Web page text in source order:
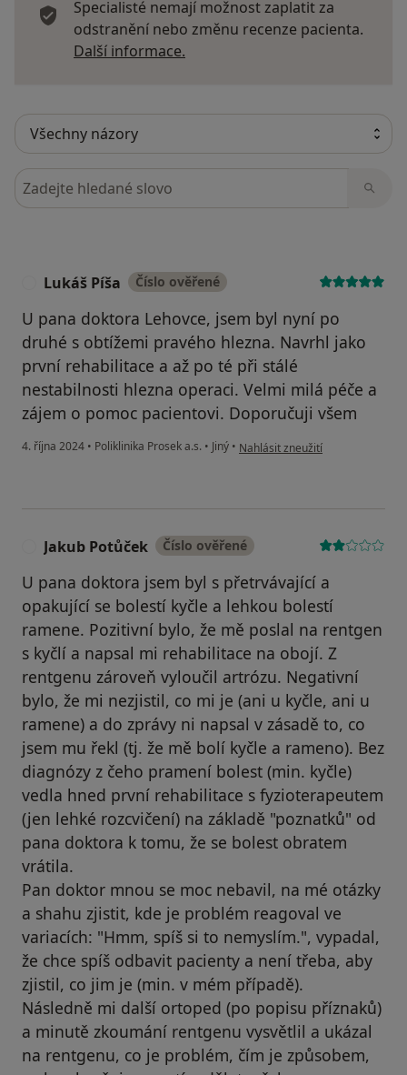
Specialisté nemají možnost zaplatit za
odstranění nebo změnu recenze pacienta.
Další informace.
Hledejte v názorech
Lukáš Píša Číslo ověřené
U pana doktora Lehovce, jsem byl nyní po
druhé s obtížemi pravého hlezna. Navrhl jako
první rehabilitace a až po té při stálé
nestabilnosti hlezna operaci. Velmi milá péče a
zájem o pomoc pacientovi. Doporučuji všem
4. října 2024 • Poliklinika Prosek a.s. • Jiný • podle názoru uživatele Lukáš Píša
Nahlásit zneužití
Jakub Potůček Číslo ověřené
U pana doktora jsem byl s přetrvávající a
opakující se bolestí kyčle a lehkou bolestí
ramene. Pozitivní bylo, že mě poslal na rentgen
s kyčlí a napsal mi rehabilitace na obojí. Z
rentgenu zároveň vyloučil artrózu. Negativní
bylo, že mi nezjistil, co mi je (ani u kyčle, ani u
ramene) a do zprávy ni napsal v zásadě to, co
jsem mu řekl (tj. že mě bolí kyčle a rameno). Bez
diagnózy z čeho pramení bolest (min. kyčle)
vedla hned první rehabilitace s fyzioterapeutem
(jen lehké rozcvičení) na základě "poznatků" od
pana doktora k tomu, že se bolest obratem
vrátila.
Pan doktor mnou se moc nebavil, na mé otázky
a shahu zjistit, kde je problém reagoval ve
variacích: "Hmm, spíš si to nemyslím.", vypadal,
že chce spíš odbavit pacienty a není třeba, aby
zjistil, co jim je (min. v mém případě).
Následně mi další ortoped (po popisu příznaků)
a minutě zkoumání rentgenu vysvětlil a ukázal
na rentgenu, co je problém, čím je způsobem,